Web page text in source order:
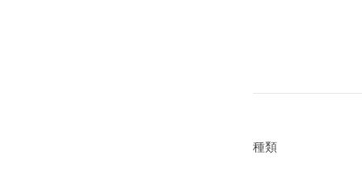
種類